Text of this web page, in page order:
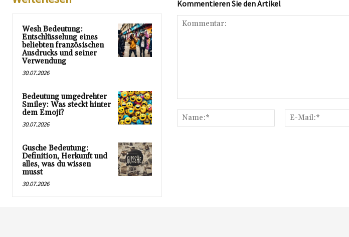
Wesh Bedeutung:
Entschlüsselung eines
beliebten französischen
Ausdrucks und seiner
Verwendung
30.07.2026
Bedeutung umgedrehter
Smiley: Was steckt hinter
dem Emoji?
30.07.2026
Gusche Bedeutung:
Definition, Herkunft und
alles, was du wissen
musst
30.07.2026
Kommentieren Sie den Artikel
Name:*